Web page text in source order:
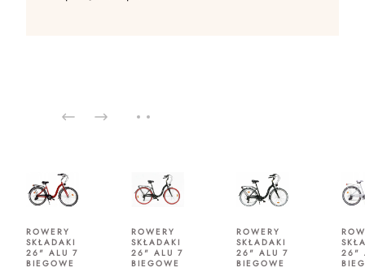
ROWERY
SKŁADAKI
26" ALU 7
BIEGOWE
ROWERY
SKŁADAKI
26" ALU 7
BIEGOWE
ROWERY
SKŁADAKI
26" ALU 7
BIEGOWE
26"